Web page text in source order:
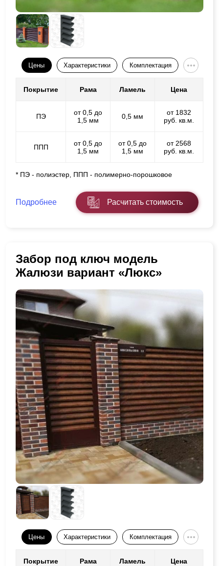
Цены Характеристики Комплектация
Покрытие Рама Ламель Цена
ПЭ
от 0,5 до
1,5 мм
0,5 мм
от 1832
руб. кв.м.
ППП
от 0,5 до
1,5 мм
от 0,5 до
1,5 мм
от 2568
руб. кв.м.
* ПЭ - полиэстер, ППП - полимерно-порошковое
Подробнее Расчитать стоимость
Забор под ключ модель
Жалюзи вариант «Люкс»
Цены Характеристики Комплектация
Покрытие Рама Ламель Цена